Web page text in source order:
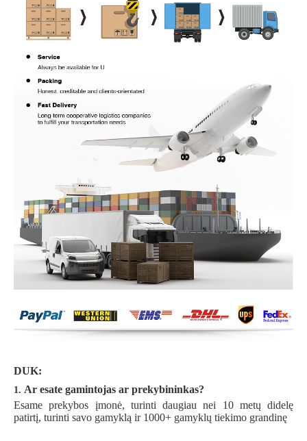
DUK:
1. Ar esate gamintojas ar prekybininkas?
Esame prekybos įmonė, turinti daugiau nei 10 metų didelę
patirtį, turinti savo gamyklą ir 1000+ gamyklų tiekimo grandinę